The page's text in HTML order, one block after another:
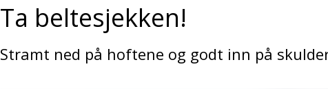
Ta beltesjekken!
Stramt ned på hoftene og godt inn på